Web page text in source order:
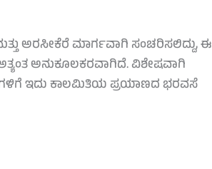
ಅರಸೀಕೆರೆ ಮಾರ್ಗವಾಗಿ ಸಂಚರಿಸಲಿದ್ದು, ಈ
ಅನುಕೂಲಕರವಾಗಿದೆ. ವಿಶೇಷವಾಗಿ
ಇದು ಕಾಲಮಿತಿಯ ಪ್ರಯಾಣದ ಭರವಸೆ